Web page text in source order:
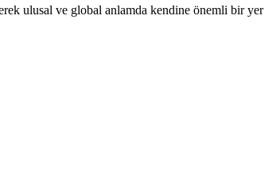
ulusal ve global anlamda kendine önemli bir yer